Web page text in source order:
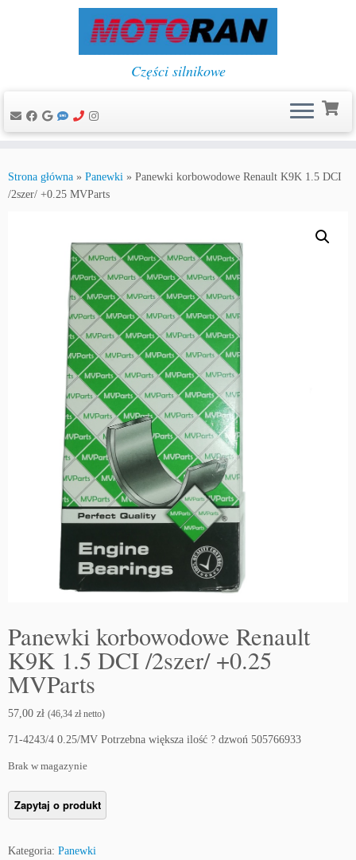
do
treści
Części silnikowe
Strona główna » Panewki » Panewki korbowodowe Renault K9K 1.5 DCI
/2szer/ +0.25 MVParts
Panewki korbowodowe Renault
K9K 1.5 DCI /2szer/ +0.25
MVParts
57,00 zł (46,34 zł netto)
71-4243/4 0.25/MV Potrzebna większa ilość ? dzwoń 505766933
Brak w magazynie
Kategoria: Panewki